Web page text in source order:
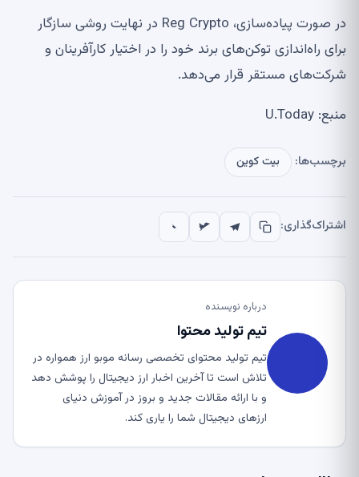
در صورت پیاده‌سازی، Reg Crypto در نهایت روشی سازگار
برای راه‌اندازی توکن‌های برند خود را در اختیار کارآفرینان و
شرکت‌های مستقر قرار می‌دهد.
منبع: U.Today
برچسب‌ها: بیت کوین
اشتراک‌گذاری:
درباره نویسنده
تیم تولید محتوا
تیم تولید محتوای تخصصی رسانه موبو ارز همواره در
تلاش است تا آخرین اخبار ارز دیجیتال را پوشش دهد
و با ارائه مقالات جدید و بروز در آموزش دنیای
ارزهای دیجیتال شما را یاری کند.